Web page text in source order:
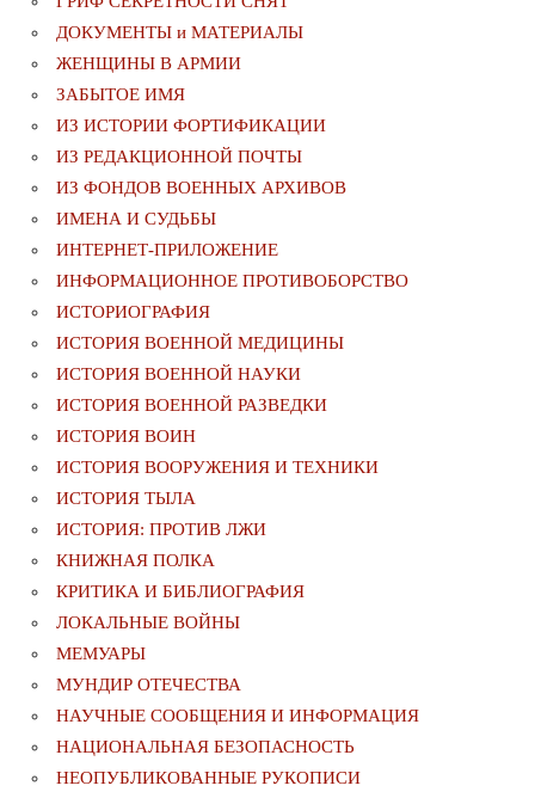
ДОКУМЕНТЫ и МАТЕРИАЛЫ
ЖЕНЩИНЫ В АРМИИ
ЗАБЫТОЕ ИМЯ
ИЗ ИСТОРИИ ФОРТИФИКАЦИИ
ИЗ РЕДАКЦИОННОЙ ПОЧТЫ
ИЗ ФОНДОВ ВОЕННЫХ АРХИВОВ
ИМЕНА И СУДЬБЫ
ИНТЕРНЕТ-ПРИЛОЖЕНИЕ
ИНФОРМАЦИОННОЕ ПРОТИВОБОРСТВО
ИСТОРИОГРАФИЯ
ИСТОРИЯ ВОЕННОЙ МЕДИЦИНЫ
ИСТОРИЯ ВОЕННОЙ НАУКИ
ИСТОРИЯ ВОЕННОЙ РАЗВЕДКИ
ИСТОРИЯ ВОИН
ИСТОРИЯ ВООРУЖЕНИЯ И ТЕХНИКИ
ИСТОРИЯ ТЫЛА
ИСТОРИЯ: ПРОТИВ ЛЖИ
КНИЖНАЯ ПОЛКА
КРИТИКА И БИБЛИОГРАФИЯ
ЛОКАЛЬНЫЕ ВОЙНЫ
МЕМУАРЫ
МУНДИР ОТЕЧЕСТВА
НАУЧНЫЕ СООБЩЕНИЯ И ИНФОРМАЦИЯ
НАЦИОНАЛЬНАЯ БЕЗОПАСНОСТЬ
НЕОПУБЛИКОВАННЫЕ РУКОПИСИ